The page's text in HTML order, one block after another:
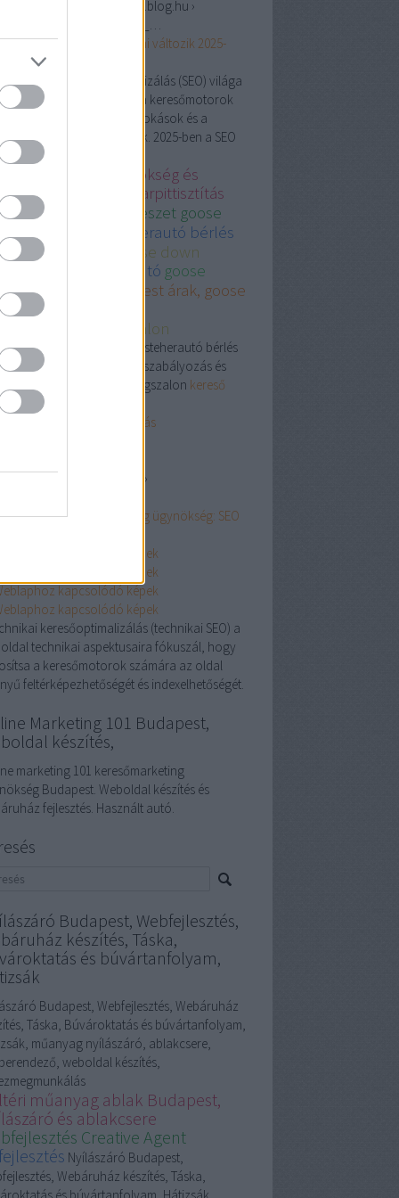
keresomarketingvideok.blog.hu ›
jövője: mi változik 2025-
jún. 23.,
· A keresőoptimalizálás (SEO) világa
fejlődik, ahogy a keresőmotorok
a felhasználói szokások és a
trendek változnak. 2025-ben a SEO
marketing ügynökség és
autó
legjobb karpittisztítás
plasztikaisebeszet goose
fiat ducato kisteherautó bérlés
and goose down
használt autó goose
comforter
Budapest árak, goose
comforter
Goose down, kisteherautó bérlés
ducato, autóalkatrész, fogszabályozás és
tégla, szépségszalon kereső
ügynökség
szőnyegtisztítás
onlinemarketing101.biz ›
- Marketing ügynökség: SEO
keresőoptimalizálás (technikai SEO) a
technikai aspektusaira fókuszál, hogy
a keresőmotorok számára az oldal
feltérképezhetőségét és indexelhetőségét.
Marketing 101 Budapest,
készítés,
marketing 101 keresőmarketing
Budapest. Weboldal készítés és
fejlesztés. Használt autó.
Budapest, Webfejlesztés,
készítés, Táska,
és búvártanfolyam,
Budapest, Webfejlesztés, Webáruház
Táska, Búvároktatás és búvártanfolyam,
műanyag nyílászáró, ablakcsere,
weboldal készítés,
műanyag ablak Budapest,
és ablakcsere
Creative Agent
Nyílászáró Budapest,
Webáruház készítés, Táska,